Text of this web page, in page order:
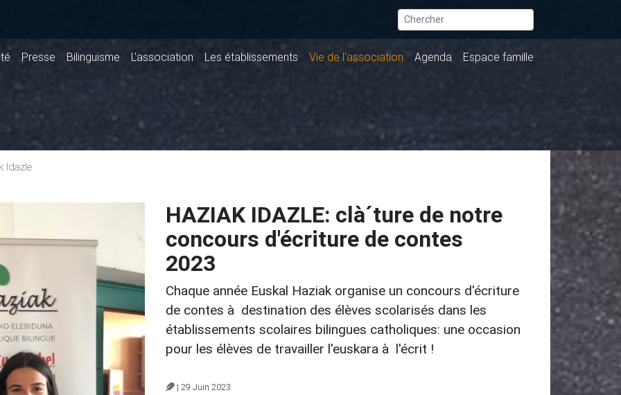
Presse Bilinguisme L'association Les établissements Vie de l'association Agenda Espace famille
Idazle
HAZIAK IDAZLE: clà´ture de notre
concours d'écriture de contes
2023
Chaque année Euskal Haziak organise un concours d'écriture
de contes à destination des élèves scolarisés dans les
établissements scolaires bilingues catholiques: une occasion
pour les élèves de travailler l'euskara à l'écrit !
| 29 Juin 2023